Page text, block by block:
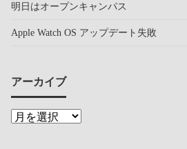
明日はオープンキャンパス
Apple Watch OS アップデート失敗
アーカイブ